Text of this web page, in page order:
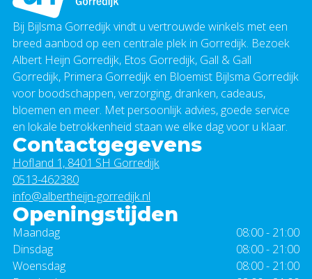
Bij Bijlsma Gorredijk vindt u vertrouwde winkels met een
breed aanbod op een centrale plek in Gorredijk. Bezoek
Albert Heijn Gorredijk, Etos Gorredijk, Gall & Gall
Gorredijk, Primera Gorredijk en Bloemist Bijlsma Gorredijk
voor boodschappen, verzorging, dranken, cadeaus,
bloemen en meer. Met persoonlijk advies, goede service
en lokale betrokkenheid staan we elke dag voor u klaar.
Contactgegevens
Hofland 1, 8401 SH Gorredijk
0513-462380
info@albertheijn-gorredijk.nl
Openingstijden
Maandag
08:00 - 21:00
Dinsdag
08:00 - 21:00
Woensdag
08:00 - 21:00